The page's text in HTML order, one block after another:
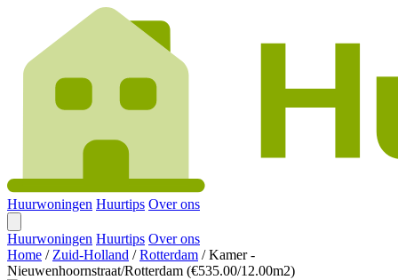
Huurwoningen Huurtips Over ons
Huurwoningen Huurtips Over ons
Home / Zuid-Holland / Rotterdam / Kamer -
Nieuwenhoornstraat/Rotterdam (€535.00/12.00m2)